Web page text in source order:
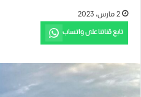
2 مارس، 2023
تابع قناتنا على واتساب